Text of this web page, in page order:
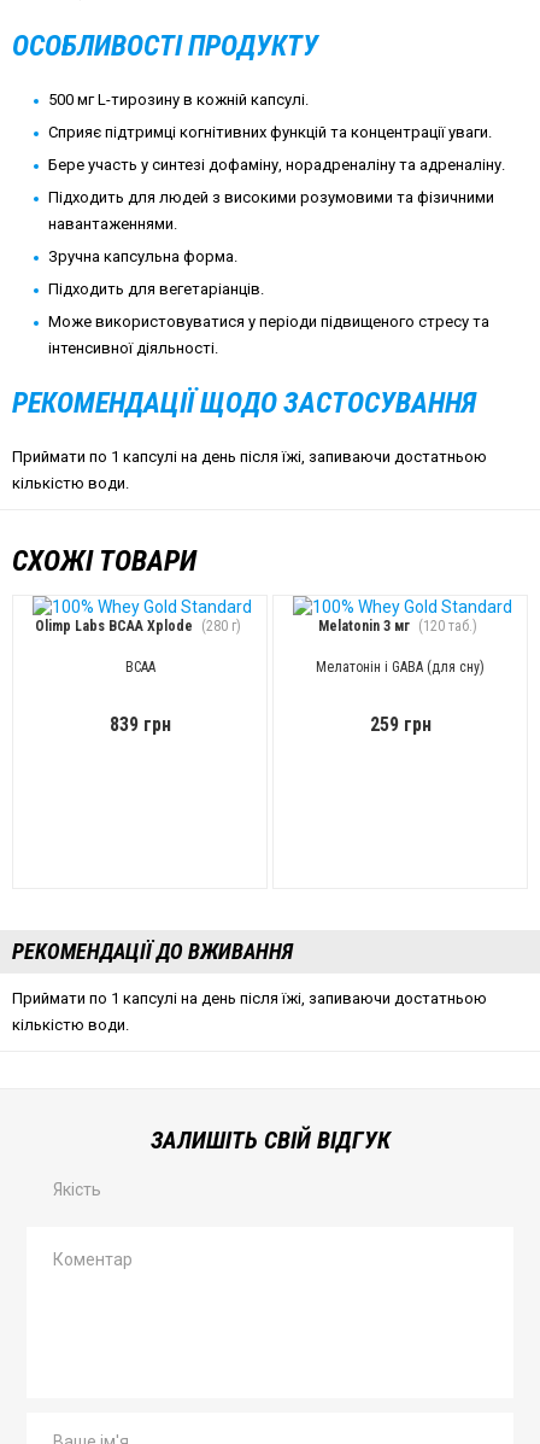
ОСОБЛИВОСТІ ПРОДУКТУ
500 мг L-тирозину в кожній капсулі.
Сприяє підтримці когнітивних функцій та концентрації уваги.
Бере участь у синтезі дофаміну, норадреналіну та адреналіну.
Підходить для людей з високими розумовими та фізичними
навантаженнями.
Зручна капсульна форма.
Підходить для вегетаріанців.
Може використовуватися у періоди підвищеного стресу та
інтенсивної діяльності.
РЕКОМЕНДАЦІЇ ЩОДО ЗАСТОСУВАННЯ
Приймати по 1 капсулі на день після їжі, запиваючи достатньою
кількістю води.
СХОЖІ ТОВАРИ
Olimp Labs BCAA Xplode (280 г)
BCAA
839 грн
Melatonin 3 мг (120 таб.)
Мелатонін і GABA (для сну)
259 грн
РЕКОМЕНДАЦІЇ ДО ВЖИВАННЯ
Приймати по 1 капсулі на день після їжі, запиваючи достатньою
кількістю води.
ЗАЛИШІТЬ СВІЙ ВІДГУК
Якість